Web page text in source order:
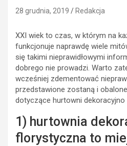
28 grudnia, 2019 Redakcja
XXI wiek to czas, w którym na
funkcjonuje naprawdę wiele
się takimi nieprawidłowymi
dobrego nie prowadzi. Warto
wcześniej zdementować
przedstawione zostaną i
dotyczące hurtowni
1) hurtownia
florystyczna to